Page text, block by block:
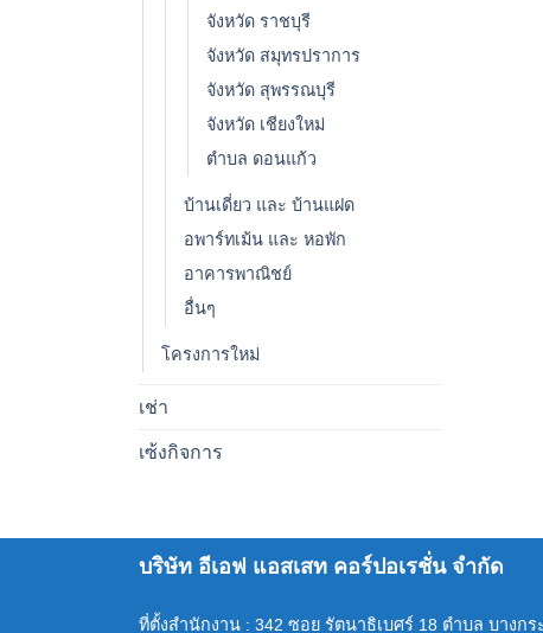
จังหวัด ราชบุรี
จังหวัด สมุทรปราการ
จังหวัด สุพรรณบุรี
จังหวัด เชียงใหม่
ตำบล ดอนแก้ว
บ้านเดี่ยว และ บ้านแฝด
อพาร์ทเม้น และ หอพัก
อาคารพาณิชย์
อื่นๆ
โครงการใหม่
เช่า
เซ้งกิจการ
บริษัท อีเอฟ แอสเสท คอร์ปอเรชั่น จำกัด
ที่ตั้งสำนักงาน : 342 ซอย รัตนาธิเบศร์ 18 ตำบล บางก